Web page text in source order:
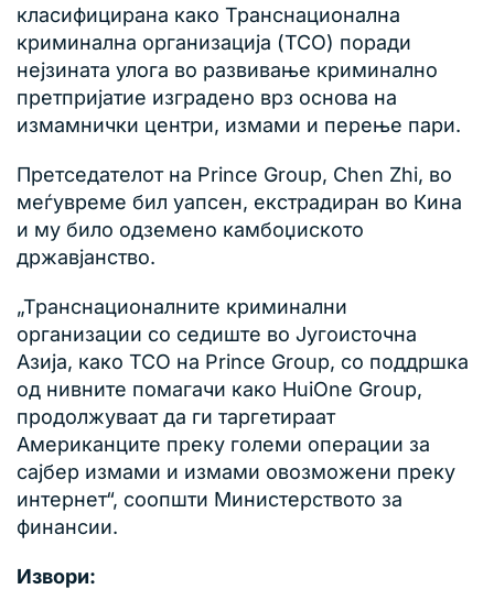
класифицирана како Транснационална
криминална организација (TCO) поради
нејзината улога во развивање криминално
претпријатие изградено врз основа на
измамнички центри, измами и перење пари.
Претседателот на Prince Group, Chen Zhi, во
меѓувреме бил уапсен, екстрадиран во Кина
и му било одземено камбоџиското
државјанство.
„Транснационалните криминални
организации со седиште во Југоисточна
Азија, како TCO на Prince Group, со поддршка
од нивните помагачи како HuiOne Group,
продолжуваат да ги таргетираат
Американците преку големи операции за
сајбер измами и измами овозможени преку
интернет“, соопшти Министерството за
финансии.
Извори: